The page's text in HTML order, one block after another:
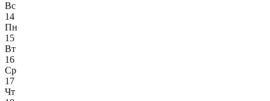
Вс
14
Пн
15
Вт
16
Ср
17
Чт